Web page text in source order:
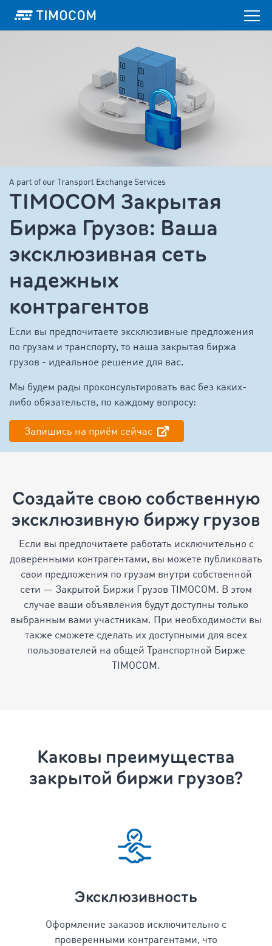
A part of our Transport Exchange Services
TIMOCOM Закрытая
Биржа Грузов: Ваша
эксклюзивная сеть
надежных
контрагентов
Если вы предпочитаете эксклюзивные предложения
по грузам и транспорту, то наша закрытая биржа
грузов - идеальное решение для вас.
Мы будем рады проконсультировать вас без каких-
либо обязательств, по каждому вопросу:
Запишись на приём сейчас
Создайте свою собственную
эксклюзивную биржу грузов
Если вы предпочитаете работать исключительно с
доверенными контрагентами, вы можете публиковать
свои предложения по грузам внутри собственной
сети — Закрытой Биржи Грузов TIMOCOM. В этом
случае ваши объявления будут доступны только
выбранным вами участникам. При необходимости вы
также сможете сделать их доступными для всех
пользователей на общей Транспортной Бирже
TIMOCOM.
Каковы преимущества
закрытой биржи грузов?
Эксклюзивность
Оформление заказов исключительно с
проверенными контрагентами, что